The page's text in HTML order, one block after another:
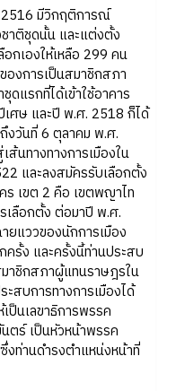
2516 มีวิกฤติการณ์
าติชุดนั้น และแต่งตั้ง
กเองให้เหลือ 299 คน
องการเป็นสมาชิกสภา
แรกที่ได้เข้าใช้อาคาร
ศษ และปี พ.ศ. 2518 ก็ได้
วันที่ 6 ตุลาคม พ.ศ.
นทางทางการเมืองใน
และลงสมัครรับเลือกตั้ง
เขต 2 คือ เขตพญาไท
เลือกตั้ง ต่อมาปี พ.ศ.
ยแววของนักการเมือง
รั้ง และครั้งนี้ท่านประสบ
มาชิกสภาผู้แทนราษฎรใน
สบการทางการเมืองได้
ป็นเลขาธิการพรรค
ตร์ เป็นหัวหน้าพรรค
ท่านดำรงตำแหน่งหน้าที่